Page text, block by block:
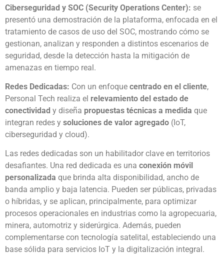
Ciberseguridad y SOC (Security Operations Center): se
presentó una demostración de la plataforma, enfocada en el
tratamiento de casos de uso del SOC, mostrando cómo se
gestionan, analizan y responden a distintos escenarios de
seguridad, desde la detección hasta la mitigación de
amenazas en tiempo real.
Redes Dedicadas: Con un enfoque centrado en el cliente,
Personal Tech realiza el relevamiento del estado de
conectividad y diseña propuestas técnicas a medida que
integran redes y soluciones de valor agregado (IoT,
ciberseguridad y cloud).
Las redes dedicadas son un habilitador clave en territorios
desafiantes. Una red dedicada es una conexión móvil
personalizada que brinda alta disponibilidad, ancho de
banda amplio y baja latencia. Pueden ser públicas, privadas
o híbridas, y se aplican, principalmente, para optimizar
procesos operacionales en industrias como la agropecuaria,
minera, automotriz y siderúrgica. Además, pueden
complementarse con tecnología satelital, estableciendo una
base sólida para servicios IoT y la digitalización integral.